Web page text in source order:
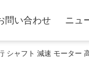
問い合わせ ニュ
シャフト 減速 モーター